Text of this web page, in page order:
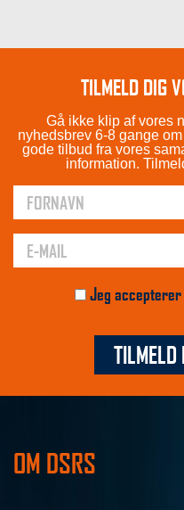
TILMELD DIG
Gå ikke klip af vores
nyhedsbrev 6-8 gange
gode tilbud fra vores
information.
Jeg accepterer
TILMELD
OM DSRS